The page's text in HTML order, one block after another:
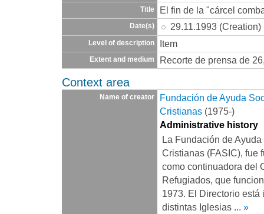
Title El fin de la "cárcel
Date(s) 29.11.1993 (Creation)
Level of description Item
Extent and medium Recorte de prensa de
Context area
Name of creator
Fundación de Ayuda
Cristianas (1975-)
Administrative history
La Fundación de
Cristianas (FASIC), fue
como continuadora del
Refugiados, que
1973. El Directorio está
distintas Iglesias ... »